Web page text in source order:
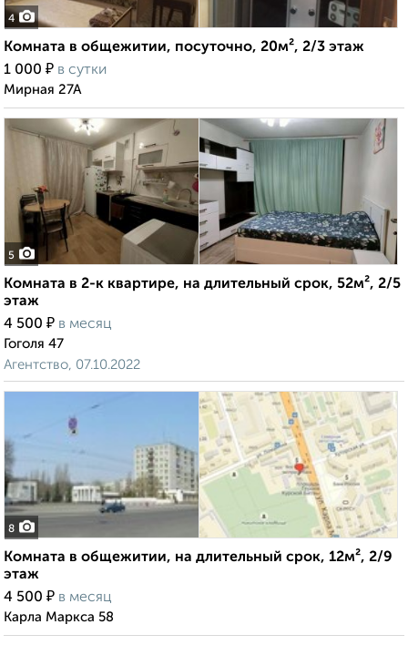
4
Комната в общежитии, посуточно, 20м², 2/3 этаж
1 000 ₽ в сутки
Мирная 27А
5
Комната в 2-к квартире, на длительный срок, 52м², 2/5
этаж
4 500 ₽ в месяц
Гоголя 47
Агентство, 07.10.2022
8
Комната в общежитии, на длительный срок, 12м², 2/9
этаж
4 500 ₽ в месяц
Карла Маркса 58